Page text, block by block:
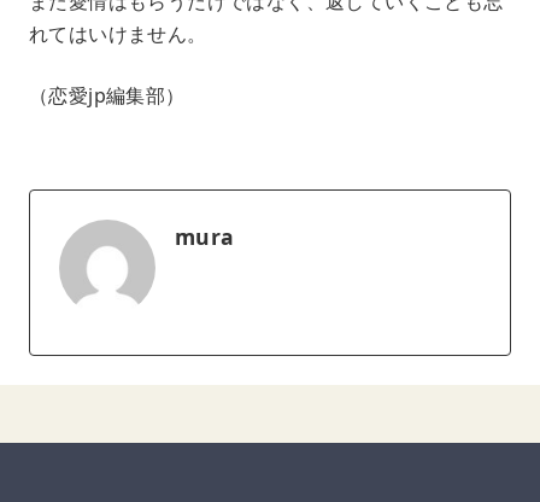
れてはいけません。
（恋愛jp編集部）
mura